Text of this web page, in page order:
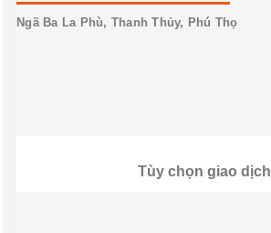
Ngã Ba La Phù, Thanh Thủy, Phú Thọ
Tùy chọn giao dịch